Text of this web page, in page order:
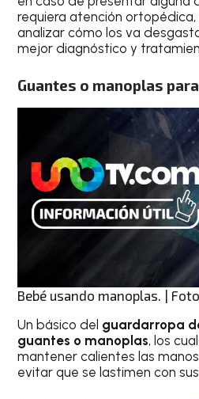
requiera atención
analizar cómo los va
mejor diagnóstico y
Guantes o manoplas
Bebé usando manoplas. |
Un básico del guardarropa
guantes o manoplas, los
mantener calientes las
evitar que se lastimen con